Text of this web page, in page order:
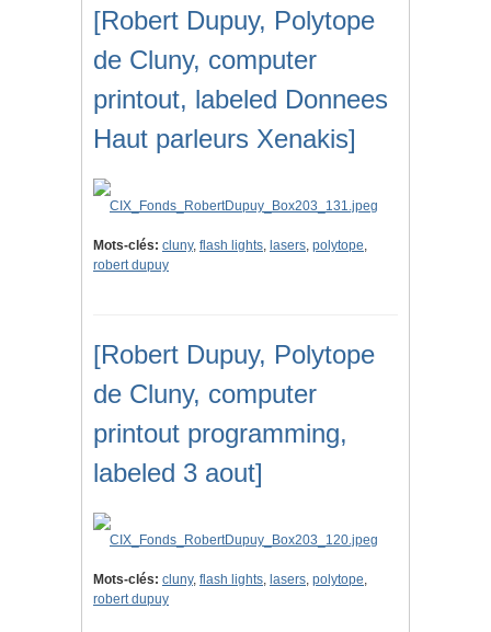
[Robert Dupuy, Polytope
de Cluny, computer
printout, labeled Donnees
Haut parleurs Xenakis]
Mots-clés: cluny, flash lights, lasers, polytope,
robert dupuy
[Robert Dupuy, Polytope
de Cluny, computer
printout programming,
labeled 3 aout]
Mots-clés: cluny, flash lights, lasers, polytope,
robert dupuy